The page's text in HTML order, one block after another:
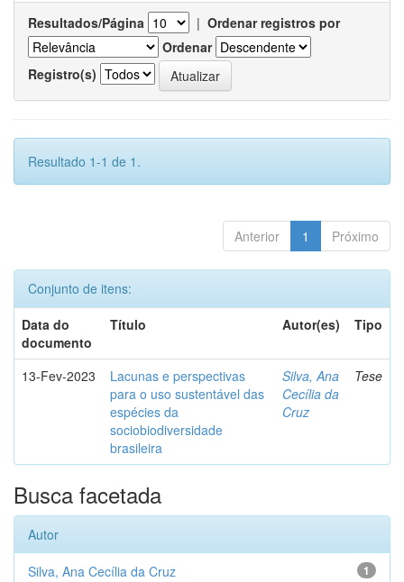
Resultados/Página | Ordenar registros por
Ordenar
Registro(s)
Resultado 1-1 de 1.
Anterior 1 Próximo
Conjunto de itens:
Data do
documento
Título Autor(es) Tipo
13-Fev-2023
Lacunas e perspectivas
para o uso sustentável das
espécies da
sociobiodiversidade
brasileira
Silva, Ana
Cecília da
Cruz
Tese
Busca facetada
Autor
1
Silva, Ana Cecília da Cruz